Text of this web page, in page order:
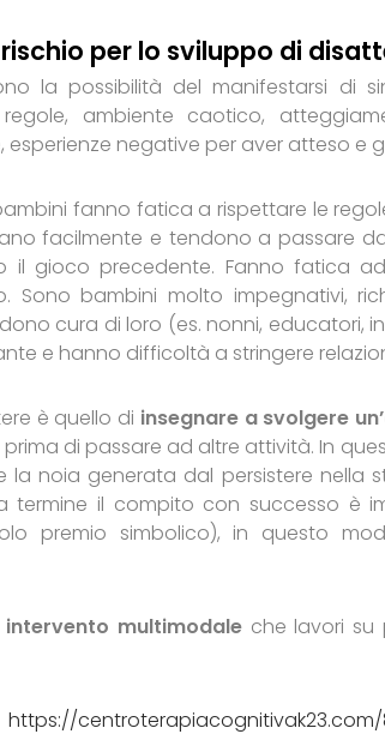
per lo sviluppo di
la possibilità del manifestarsi di
ambiente caotico,
negative per aver atteso e
fanno fatica a rispettare le
facilmente e tendono a passare
il gioco precedente. Fanno fatica
Sono bambini molto impegnativi,
cura di loro (es. nonni, educatori,
e hanno difficoltà a stringere
è quello di insegnare a svolgere
di passare ad altre attività. In
la noia generata dal persistere nella
il compito con successo è
premio simbolico), in questo
intervento multimodaleche lavori su
https://